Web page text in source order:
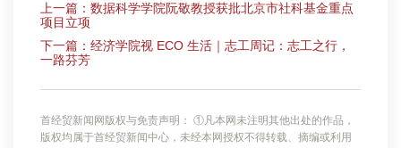
上一篇：数据科学学院阮敬教授获批北京市社科基金重点
项目立项
下一篇：经济学院视 ECO 生活｜志工周记：志工之行，
一路芬芳
首经贸新闻网版权与免责声明： ①凡本网未注明其他出处的作品，
版权均属于首经贸新闻中心，未经本网授权不得转载、摘编或利用